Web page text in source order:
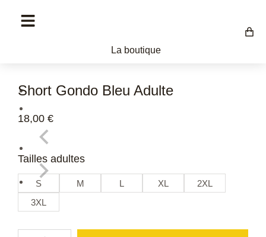
La boutique
Short Gondo Bleu Adulte
18,00 €
Tailles adultes
S M L XL
2XL
3XL